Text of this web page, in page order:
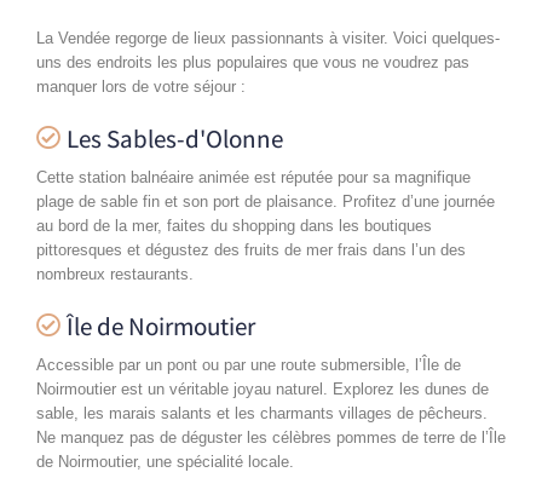
La Vendée regorge de lieux passionnants à visiter. Voici quelques-
uns des endroits les plus populaires que vous ne voudrez pas
manquer lors de votre séjour :
Les Sables-d'Olonne
Cette station balnéaire animée est réputée pour sa magnifique
plage de sable fin et son port de plaisance. Profitez d’une journée
au bord de la mer, faites du shopping dans les boutiques
pittoresques et dégustez des fruits de mer frais dans l’un des
nombreux restaurants.
Île de Noirmoutier
Accessible par un pont ou par une route submersible, l’Île de
Noirmoutier est un véritable joyau naturel. Explorez les dunes de
sable, les marais salants et les charmants villages de pêcheurs.
Ne manquez pas de déguster les célèbres pommes de terre de l’Île
de Noirmoutier, une spécialité locale.